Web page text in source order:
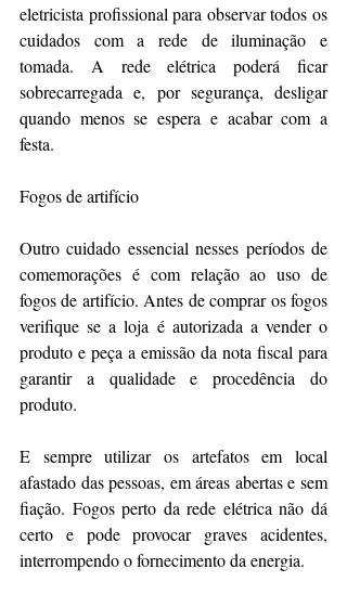
eletricista profissional para observar todos os
cuidados com a rede de iluminação e
tomada. A rede elétrica poderá ficar
sobrecarregada e, por segurança, desligar
quando menos se espera e acabar com a
festa.
Fogos de artifício
Outro cuidado essencial nesses períodos de
comemorações é com relação ao uso de
fogos de artifício. Antes de comprar os fogos
verifique se a loja é autorizada a vender o
produto e peça a emissão da nota fiscal para
garantir a qualidade e procedência do
produto.
E sempre utilizar os artefatos em local
afastado das pessoas, em áreas abertas e sem
fiação. Fogos perto da rede elétrica não dá
certo e pode provocar graves acidentes,
interrompendo o fornecimento da energia.